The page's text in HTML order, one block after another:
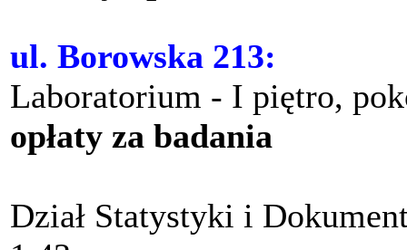
ul. Borowska 213:
Laboratorium - I piętro,
opłaty za badania
Dział Statystyki i